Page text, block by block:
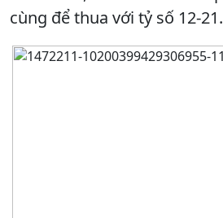
cùng để thua với tỷ số 12-21.